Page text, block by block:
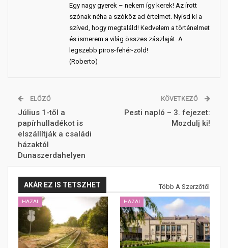
Egy nagy gyerek – nekem így kerek! Az írott
szónak néha a szóköz ad értelmet. Nyisd ki a
szíved, hogy megtaláld! Kedvelem a történelmet
és ismerem a világ összes zászlaját. A
legszebb piros-fehér-zöld!
(Roberto)
ELŐZŐ
Július 1-től a
papírhulladékot is
elszállítják a családi
házaktól
Dunaszerdahelyen
KÖVETKEZŐ
Pesti napló – 3. fejezet:
Mozdulj ki!
AKÁR EZ IS TETSZHET Több A Szerzőtől
HAZAI HAZAI